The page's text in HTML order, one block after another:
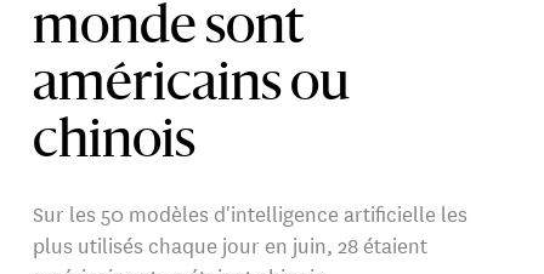
monde sont
américains ou
chinois
Sur les 50 modèles d'intelligence artificielle les
plus utilisés chaque jour en juin, 28 étaient